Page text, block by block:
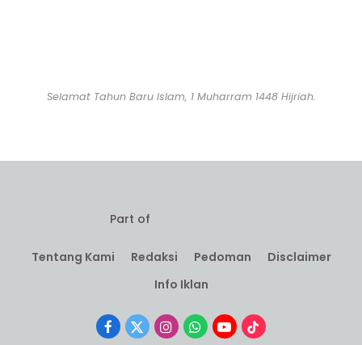
Selamat Tahun Baru Islam, 1 Muharram 1448 Hijriah.
Part of
Tentang Kami Redaksi Pedoman
Disclaimer
Info Iklan
Facebook
X
InstagramWhatsApp
YouTubeTikTok